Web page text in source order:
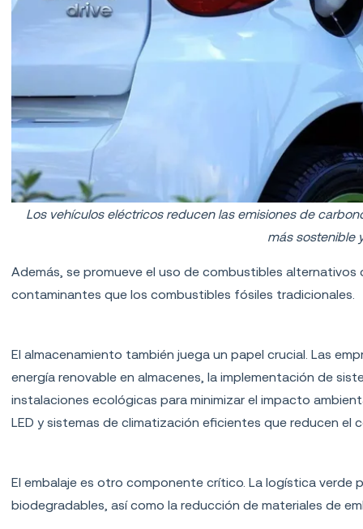
Los vehículos eléctricos reducen las emisiones de
más sostenible
Además, se promueve el uso de combustibles
contaminantes que los combustibles fósiles tradicionales.
El almacenamiento también juega un papel crucial. Las
energía renovable en almacenes, la implementación de
instalaciones ecológicas para minimizar el impacto
LED y sistemas de climatización eficientes que reducen el
El embalaje es otro componente crítico. La logística verde
biodegradables, así como la reducción de materiales de